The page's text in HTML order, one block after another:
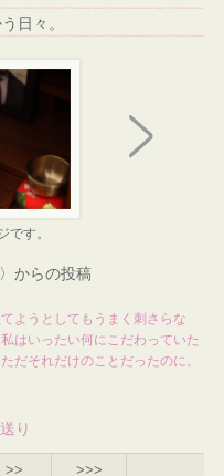
日々。
です。
からの投稿
ようとしてもうまく刺さらな
はいったい何にこだわっていた
だそれだけのことだったのに。
り
>>
>>>